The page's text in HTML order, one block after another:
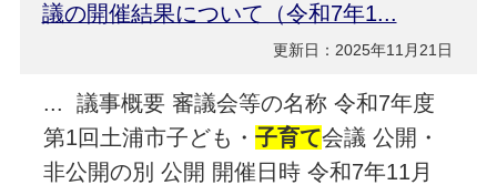
議の開催結果について（令和7年1...
更新日：2025年11月21日
... 議事概要 審議会等の名称 令和7年度
第1回土浦市子ども・ 子育て会議 公開・
非公開の別 公開 開催日時 令和7年11月